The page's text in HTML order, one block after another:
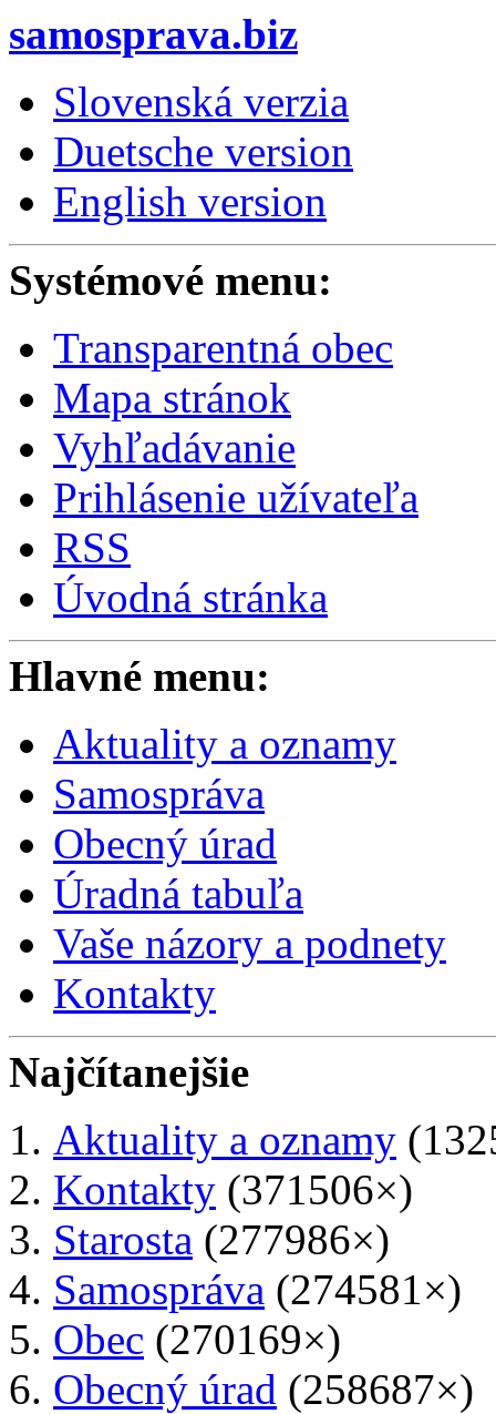
samosprava.biz
Slovenská verzia
Duetsche version
English version
Systémové menu:
Transparentná obec
Mapa stránok
Vyhľadávanie
Prihlásenie užívateľa
RSS
Úvodná stránka
Hlavné menu:
Aktuality a oznamy
Samospráva
Obecný úrad
Úradná tabuľa
Vaše názory a podnety
Kontakty
Najčítanejšie
Aktuality a oznamy
Kontakty (371506×)
Starosta (277986×)
Samospráva (274581×)
Obec (270169×)
Obecný úrad (258687×)